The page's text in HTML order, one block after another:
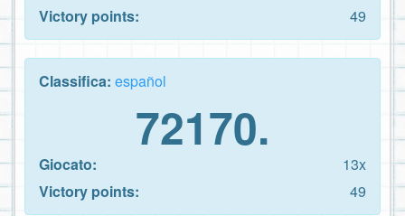
Victory points:
49
Classifica: español
72170.
Giocato:
13x
Victory points:
49